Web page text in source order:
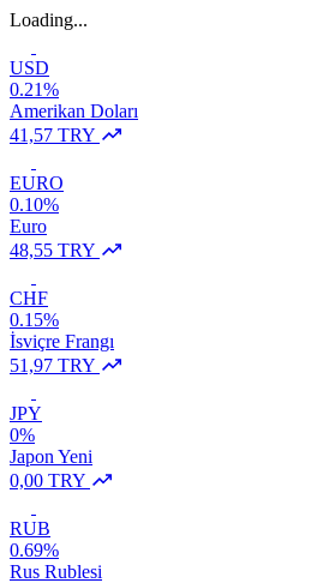
Loading...
USD
0.21%
Amerikan Doları
41,57 TRY
EURO
0.10%
Euro
48,55 TRY
CHF
0.15%
İsviçre Frangı
51,97 TRY
JPY
0%
Japon Yeni
0,00 TRY
RUB
0.69%
Rus Rublesi